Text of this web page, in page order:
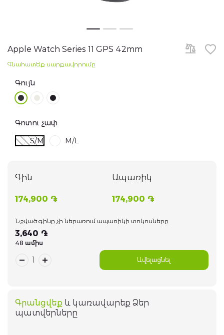
Նոթբուքներ
Խելացի ժամացույցներ
Ականջակալներ
WiFi ռոուտերներ
Գաջեթներ
էլ. Տրանսպորտ
Խելացի տուն սարքեր
Գեղեցիկ համարներ
044 400 400
Apple Watch Series 11 GPS 42mm
Գրանցվեք և կառավարեք Ձեր
պատվերները
Գին
174,900 ֏
Ապառիկ
174,900 ֏
Նշված գինը չի ներառում ապառիկի տոկոսները
3,640 ֏
48 ամիս
Ավելացնել
Գնահատե՛ք սարքավորումը
Գույն
Գոտու չափ
S/M
M/L
the
beginning
the
Իմ հաշիվը